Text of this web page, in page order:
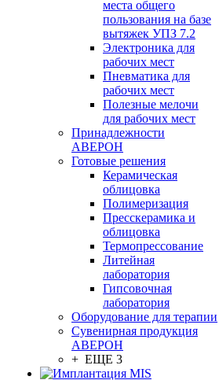
места общего
пользования на базе
вытяжек УПЗ 7.2
Электроника для
рабочих мест
Пневматика для
рабочих мест
Полезные мелочи
для рабочих мест
Принадлежности
АВЕРОН
Готовые решения
Керамическая
облицовка
Полимеризация
Пресскерамика и
облицовка
Термопрессование
Литейная
лаборатория
Гипсовочная
лаборатория
Оборудование для терапии
Сувенирная продукция
АВЕРОН
+ ЕЩЕ 3